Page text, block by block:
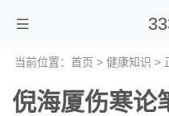
当前位置： 首页 > 健康知识 >
倪海厦伤寒论